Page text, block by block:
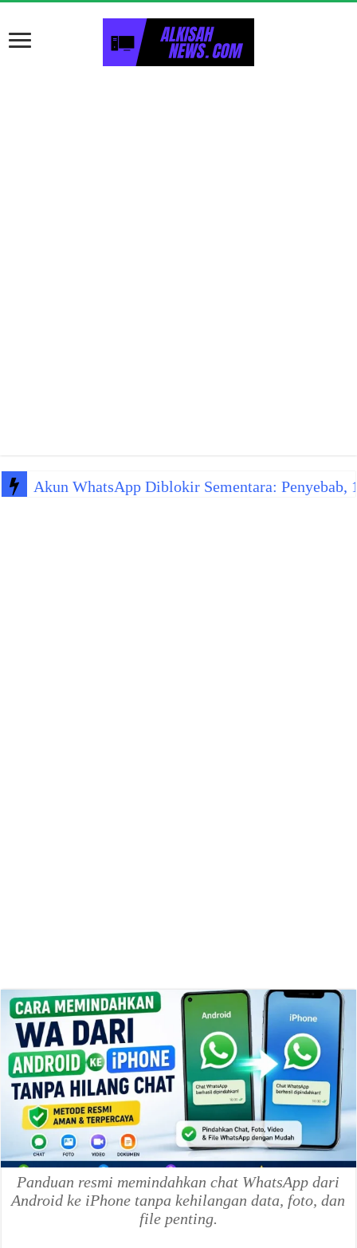
Akun WhatsApp Diblokir Sementara:
Panduan resmi memindahkan chat WhatsApp dari
Android ke iPhone tanpa kehilangan data, foto, dan
file penting.